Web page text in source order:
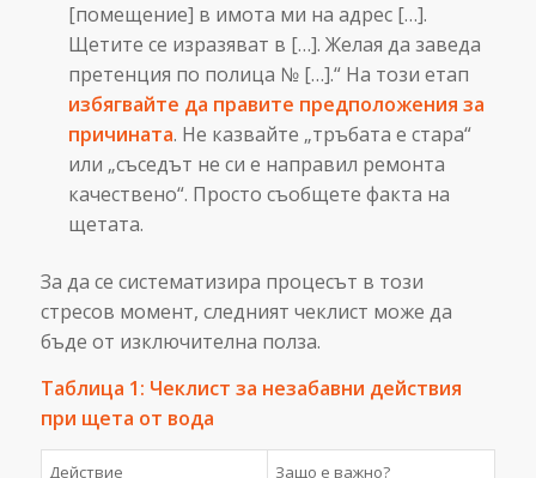
[помещение] в имота ми на адрес […].
Щетите се изразяват в […]. Желая да заведа
претенция по полица № […].“ На този етап
избягвайте да правите предположения за
причината. Не казвайте „тръбата е стара“
или „съседът не си е направил ремонта
качествено“. Просто съобщете факта на
щетата.
За да се систематизира процесът в този
стресов момент, следният чеклист може да
бъде от изключителна полза.
Таблица 1: Чеклист за незабавни действия
при щета от вода
Действие Защо е важно?